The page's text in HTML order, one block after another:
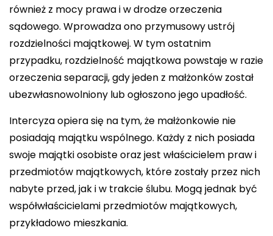
również z mocy prawa i w drodze orzeczenia
sądowego. Wprowadza ono przymusowy ustrój
rozdzielności majątkowej. W tym ostatnim
przypadku, rozdzielność majątkowa powstaje w razie
orzeczenia separacji, gdy jeden z małżonków został
ubezwłasnowolniony lub ogłoszono jego upadłość.
Intercyza opiera się na tym, że małżonkowie nie
posiadają majątku wspólnego. Każdy z nich posiada
swoje majątki osobiste oraz jest właścicielem praw i
przedmiotów majątkowych, które zostały przez nich
nabyte przed, jak i w trakcie ślubu. Mogą jednak być
współwłaścicielami przedmiotów majątkowych,
przykładowo mieszkania.